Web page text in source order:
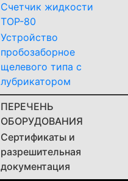
Счетчик жидкости
ТОР-80
Устройство
пробозаборное
щелевого типа с
лубрикатором
ПЕРЕЧЕНЬ
ОБОРУДОВАНИЯ
Сертификаты и
разрешительная
документация